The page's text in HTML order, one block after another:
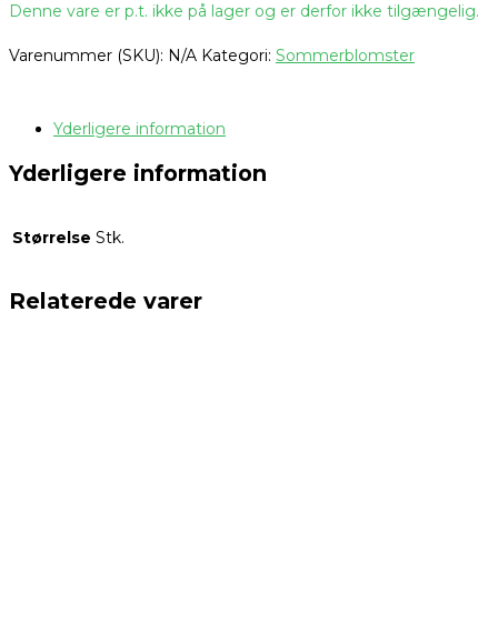
Denne vare er p.t. ikke på lager og er derfor ikke tilgængelig.
Varenummer (SKU): N/A Kategori: Sommerblomster
Yderligere information
Yderligere information
Størrelse Stk.
Relaterede varer